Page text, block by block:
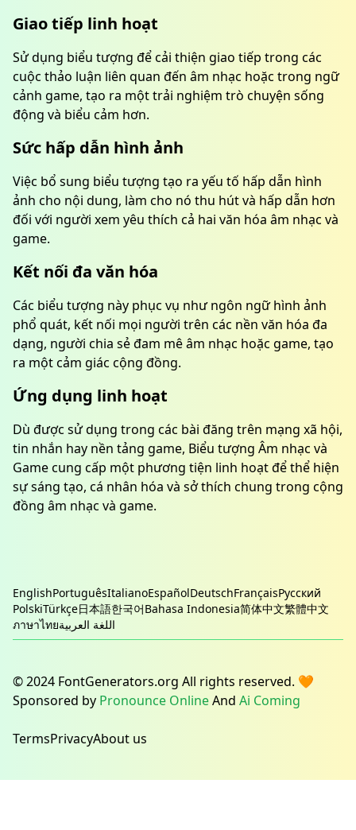
Giao tiếp linh hoạt
Sử dụng biểu tượng để cải thiện giao tiếp trong các
cuộc thảo luận liên quan đến âm nhạc hoặc trong ngữ
cảnh game, tạo ra một trải nghiệm trò chuyện sống
động và biểu cảm hơn.
Sức hấp dẫn hình ảnh
Việc bổ sung biểu tượng tạo ra yếu tố hấp dẫn hình
ảnh cho nội dung, làm cho nó thu hút và hấp dẫn hơn
đối với người xem yêu thích cả hai văn hóa âm nhạc và
game.
Kết nối đa văn hóa
Các biểu tượng này phục vụ như ngôn ngữ hình ảnh
phổ quát, kết nối mọi người trên các nền văn hóa đa
dạng, người chia sẻ đam mê âm nhạc hoặc game, tạo
ra một cảm giác cộng đồng.
Ứng dụng linh hoạt
Dù được sử dụng trong các bài đăng trên mạng xã hội,
tin nhắn hay nền tảng game, Biểu tượng Âm nhạc và
Game cung cấp một phương tiện linh hoạt để thể hiện
sự sáng tạo, cá nhân hóa và sở thích chung trong cộng
đồng âm nhạc và game.
EnglishPortuguêsItalianoEspañolDeutschFrançaisРусский
PolskiTürkçe日本語한국어Bahasa Indonesia简体中文繁體中文
ภาษาไทยاللغة العربية
© 2024 FontGenerators.org All rights reserved. 🧡
Sponsored by Pronounce OnlineAnd Ai Coming
TermsPrivacyAbout us